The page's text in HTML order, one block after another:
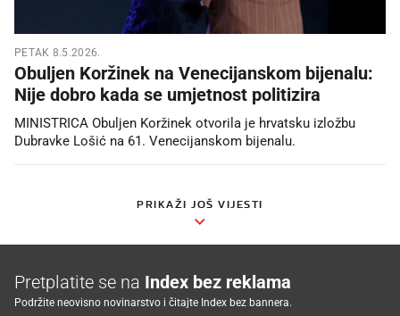
PETAK 8.5.2026.
Obuljen Koržinek na Venecijanskom bijenalu:
Nije dobro kada se umjetnost politizira
MINISTRICA Obuljen Koržinek otvorila je hrvatsku izložbu
Dubravke Lošić na 61. Venecijanskom bijenalu.
PRIKAŽI JOŠ VIJESTI
Pretplatite se na Index bez reklama
Podržite neovisno novinarstvo i čitajte Index bez bannera.